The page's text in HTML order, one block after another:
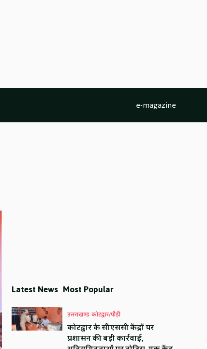
e-magazine
Latest News Most Popular
उत्तराखण्ड कोटद्वार/पौड़ी
कोटद्वार के सीएससी केंद्रों पर
प्रशासन की बड़ी कार्रवाई,